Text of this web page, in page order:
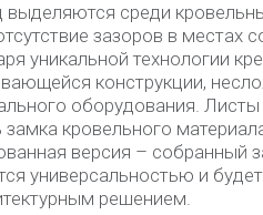
среди
зазоров в местах
уникальной технологии
конструкции,
оборудования.
кровельного
версия – собранный
универсальностью и
решением.